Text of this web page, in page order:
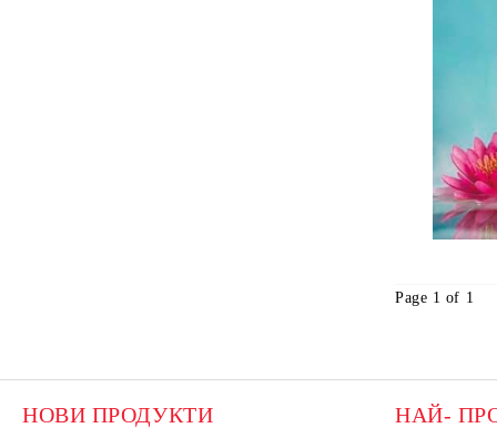
Page 1 of 1
НОВИ ПРОДУКТИ НАЙ-